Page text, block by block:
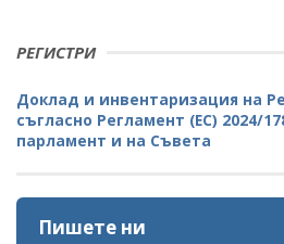
РЕГИСТРИ
Доклад и инвентаризация на
съгласно Регламент (ЕС) 2024/
парламент и на Съвета
Пишете ни